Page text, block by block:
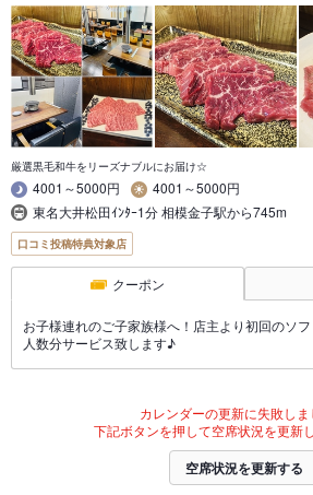
厳選黒毛和牛をリーズナブルにお届け☆
4001～5000円
4001～5000円
東名大井松田ｲﾝﾀｰ1分 相模金子駅から745m
口コミ投稿特典対象店
クーポン
お子様連れのご子家族様へ！店主より初回のソ
人数分サービス致します♪
カレンダーの更新に失敗しま
下記ボタンを押して空席状況を更新
空席状況を更新する